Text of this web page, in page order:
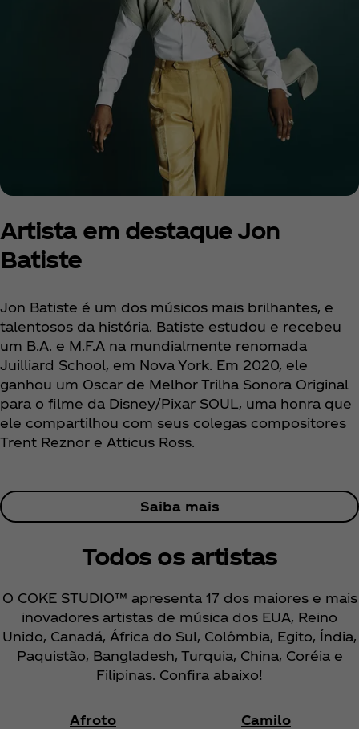
Artista em destaque Jon
Batiste
Jon Batiste é um dos músicos mais brilhantes, e
talentosos da história. Batiste estudou e recebeu
um B.A. e M.F.A na mundialmente renomada
Juilliard School, em Nova York. Em 2020, ele
ganhou um Oscar de Melhor Trilha Sonora Original
para o filme da Disney/Pixar SOUL, uma honra que
ele compartilhou com seus colegas compositores
Trent Reznor e Atticus Ross.
Saiba mais
Todos os artistas
O COKE STUDIO™ apresenta 17 dos maiores e mais
inovadores artistas de música dos EUA, Reino
Unido, Canadá, África do Sul, Colômbia, Egito, Índia,
Paquistão, Bangladesh, Turquia, China, Coréia e
Filipinas. Confira abaixo!
Afroto Camilo